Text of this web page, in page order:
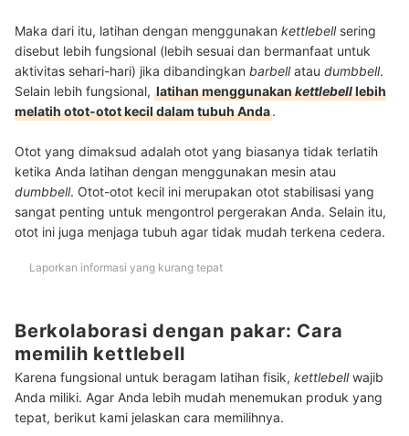
Maka dari itu, latihan dengan menggunakan kettlebellsering
disebut lebih fungsional (lebih sesuai dan bermanfaat untuk
aktivitas sehari-hari) jika dibandingkan barbellatau dumbbell.
Selain lebih fungsional, latihan menggunakankettlebelllebih
melatih otot-otot kecil dalam tubuh Anda.
Otot yang dimaksud adalah otot yang biasanya tidak terlatih
ketika Anda latihan dengan menggunakan mesin atau
dumbbell. Otot-otot kecil ini merupakan otot stabilisasi yang
sangat penting untuk mengontrol pergerakan Anda. Selain itu,
otot ini juga menjaga tubuh agar tidak mudah terkena cedera.
Laporkan informasi yang kurang tepat
Berkolaborasi dengan pakar: Cara
memilih kettlebell
Karena fungsional untuk beragam latihan fisik, kettlebellwajib
Anda miliki. Agar Anda lebih mudah menemukan produk yang
tepat, berikut kami jelaskan cara memilihnya.